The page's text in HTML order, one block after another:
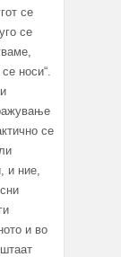
се
се
носи“.
се
и ние,
и во